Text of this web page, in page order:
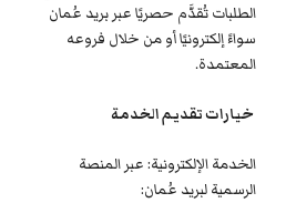
الطلبات تُقدَّم حصريًا عبر بريد عُمان
سواءً إلكترونيًا أو من خلال فروعه
المعتمدة.
خيارات تقديم الخدمة
الخدمة الإلكترونية: عبر المنصة
الرسمية لبريد عُمان: